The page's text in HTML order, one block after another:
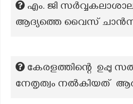
എം. ജി
ആദ്യത്തെ വൈസ്
കേരളത്തിന്റെ ഉപ്പു
നേതൃത്വം നൽകിയത്